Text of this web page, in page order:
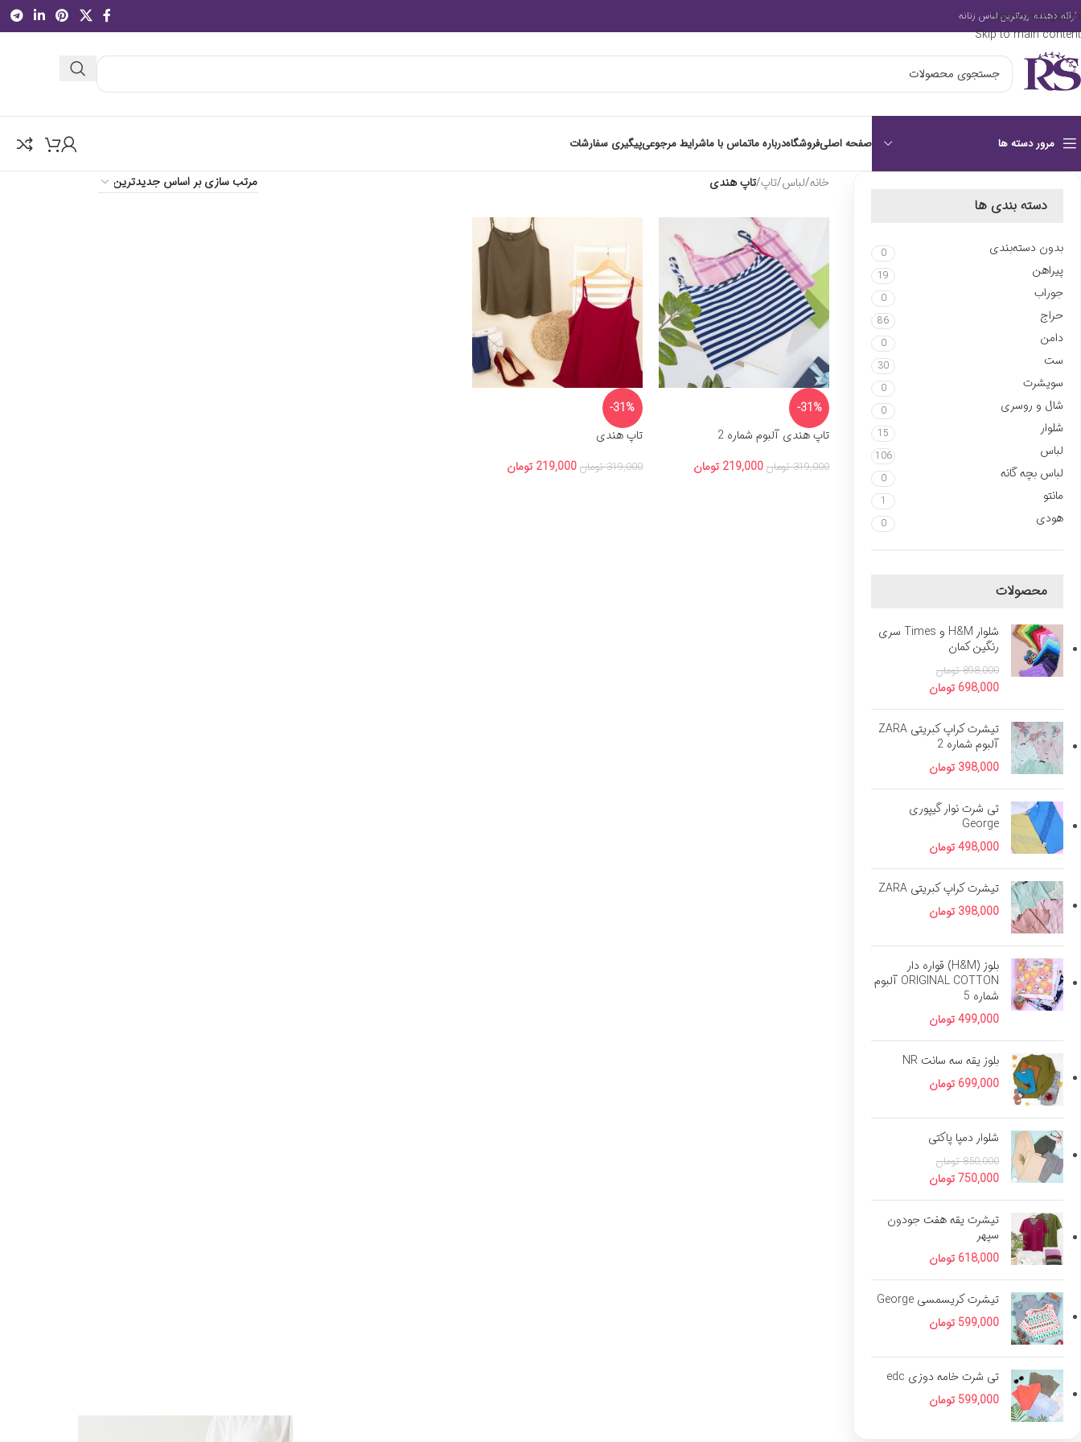
Skip to navigation
Skip to main content
ارائه دهنده زیباترین لباس زنانه
مرور دسته ها صفحه اصلیفروشگاهدرباره ماتماس با ماشرایط مرجوعیپیگیری سفارشات
دسته بندی ها
بدون دسته‌بندی 0
پیراهن 19
جوراب 0
حراج 86
دامن 0
ست 30
سویشرت 0
شال و روسری 0
شلوار 15
لباس 106
لباس بچه گانه 0
مانتو 1
هودی 0
محصولات
شلوار H&M و Times سری
رنگین کمان
898,000 تومان
698,000 تومان
تیشرت کراپ کبریتی ZARA
آلبوم شماره 2
398,000 تومان
تی شرت نوار گیپوری
George
498,000تومان
تیشرت کراپ کبریتی ZARA
398,000 تومان
بلوز (H&M) قواره دار
ORIGINAL COTTON آلبوم
شماره 5
499,000تومان
بلوز یقه سه سانت NR
699,000 تومان
شلوار دمپا پاکتی
850,000 تومان
750,000تومان
تیشرت یقه هفت جودون
سپهر
618,000 تومان
تیشرت کریسمسی George
599,000 تومان
تی شرت خامه دوزی edc
599,000 تومان
خانه/لباس/تاپ/تاپ هندی
-31%
تاپ هندی آلبوم شماره 2
319,000 تومان 219,000 تومان
-31%
تاپ هندی
319,000 تومان 219,000 تومان